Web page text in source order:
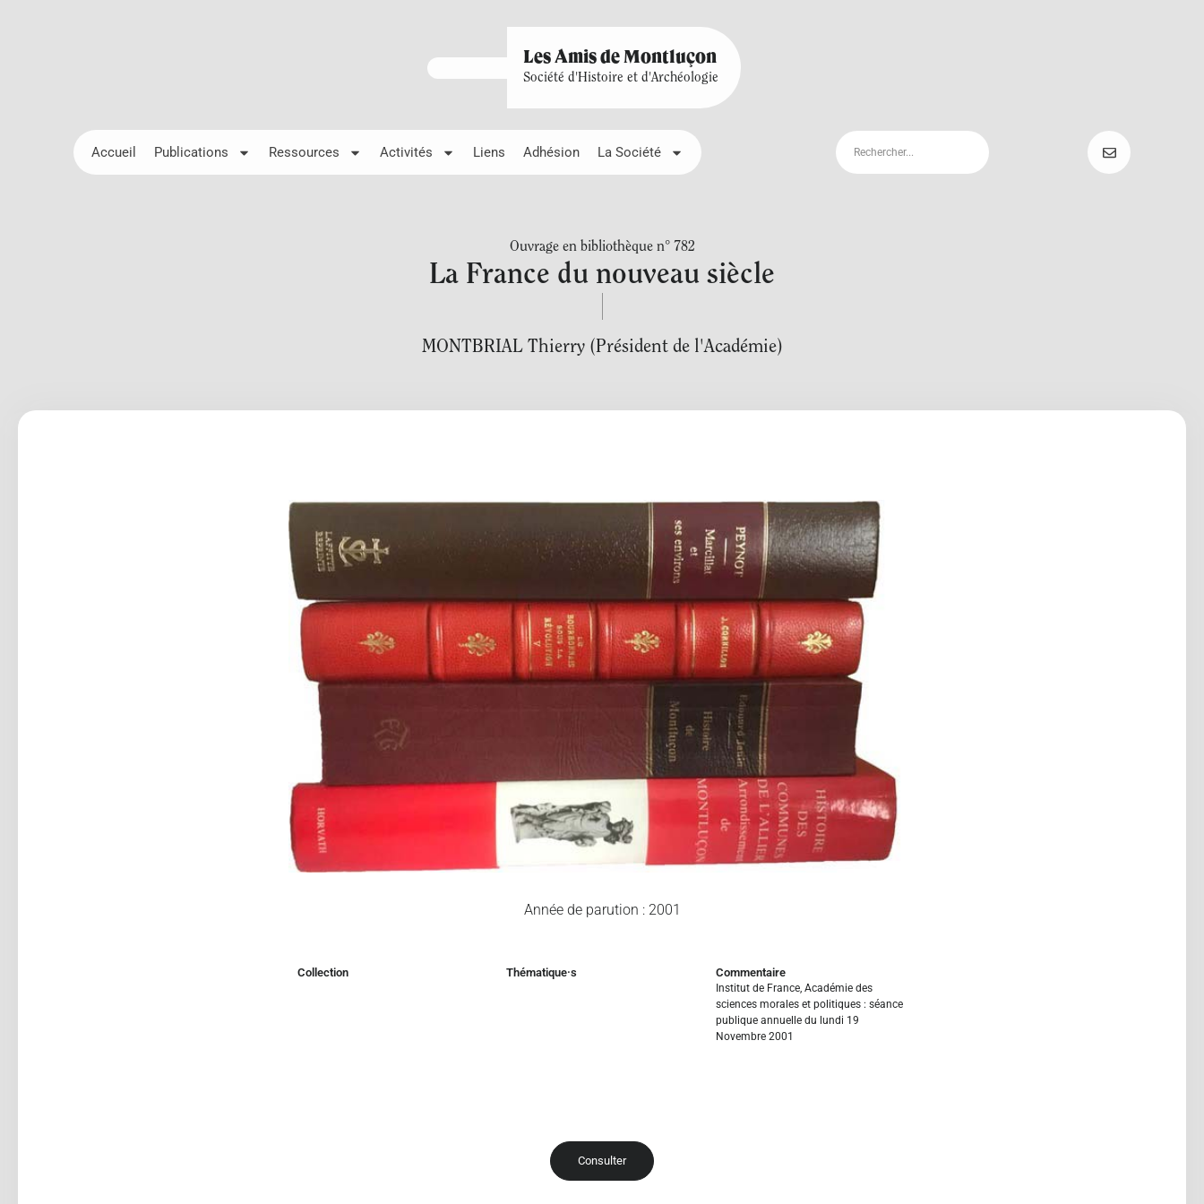
Les Amis de Montluçon
Société d'Histoire et d'Archéologie
Accueil Publications Ressources Activités Liens Adhésion La Société
Ouvrage en bibliothèque n° 782
La France du nouveau siècle
MONTBRIAL Thierry (Président de l'Académie)
Année de parution : 2001
Collection Thématique·s Commentaire
Institut de France, Académie des
sciences morales et politiques : séance
publique annuelle du lundi 19
Novembre 2001
Consulter